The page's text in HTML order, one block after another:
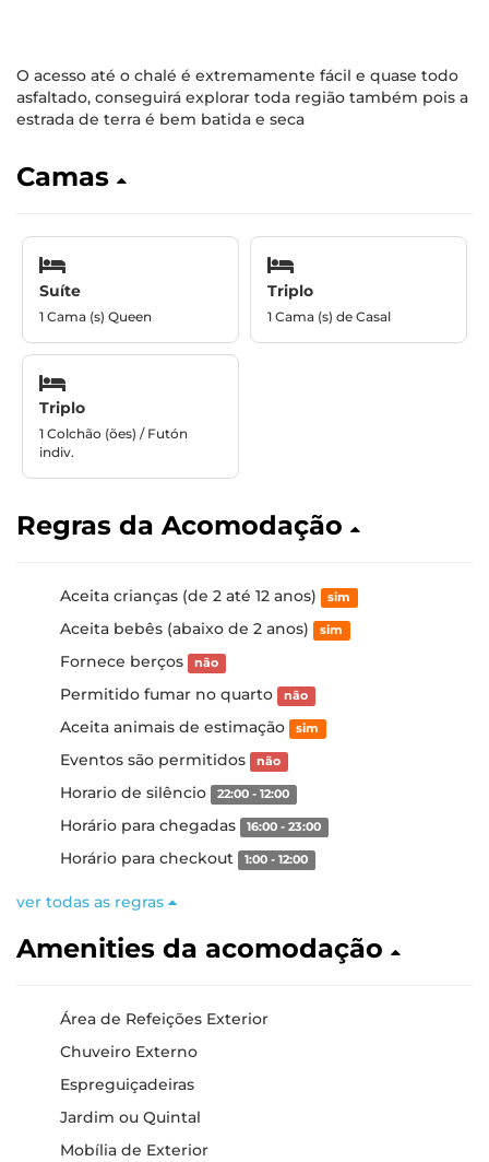
O acesso até o chalé é extremamente fácil e quase todo
asfaltado, conseguirá explorar toda região também pois a
estrada de terra é bem batida e seca
Camas
Suíte
1 Cama (s) Queen
Triplo
1 Cama (s) de Casal
Triplo
1 Colchão (ões) / Futón
indiv.
Regras da Acomodação
Aceita crianças (de 2 até 12 anos) sim
Aceita bebês (abaixo de 2 anos) sim
Fornece berços não
Permitido fumar no quarto não
Aceita animais de estimação sim
Eventos são permitidos não
Horario de silêncio 22:00 - 12:00
Horário para chegadas 16:00 - 23:00
Horário para checkout 1:00 - 12:00
ver todas as regras
Amenities da acomodação
Área de Refeições Exterior
Chuveiro Externo
Espreguiçadeiras
Jardim ou Quintal
Mobília de Exterior